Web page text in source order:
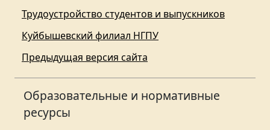
Трудоустройство студентов и выпускников
Куйбышевский филиал НГПУ
Предыдущая версия сайта
Образовательные и нормативные
ресурсы